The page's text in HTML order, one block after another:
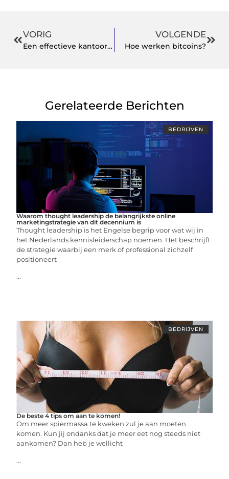
VORIG
Een effectieve kantoorinrichting met meubels op maat van de specialist uit Breda
VOLGENDE
Hoe werken bitcoins?
Gerelateerde Berichten
BEDRIJVEN
Waarom thought leadership de belangrijkste online
marketingstrategie van dit decennium is
Thought leadership is het Engelse begrip voor wat wij in
het Nederlands kennisleiderschap noemen. Het beschrijft
de strategie waarbij een merk of professional zichzelf
positioneert
...
BEDRIJVEN
De beste 4 tips om aan te komen!
Om meer spiermassa te kweken zul je aan moeten
komen. Kun jij ondanks dat je meer eet nog steeds niet
aankomen? Dan heb je wellicht
...